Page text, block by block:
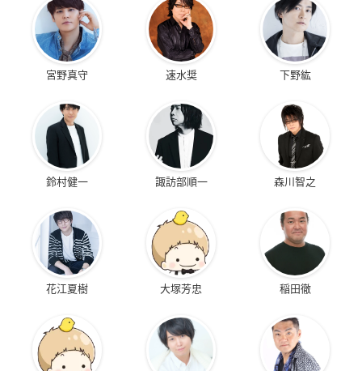
宮野真守 速水奨 下野紘
鈴村健一 諏訪部順一 森川智之
花江夏樹 大塚芳忠 稲田徹